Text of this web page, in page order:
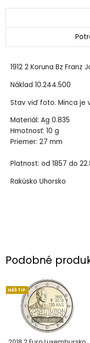
1912 2 Koruna Bz Franz
Náklad 10.244.500
Stav viď foto. Minca je
Materiál: Ag 0.835
Hmotnosť: 10 g
Priemer: 27 mm
Platnost: od 1857 do
Rakúsko Uhorsko
Podobné
NÁŠ TIP